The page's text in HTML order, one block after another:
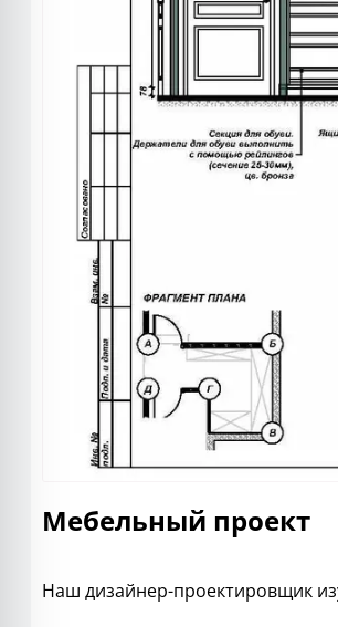
Мебельный проект
Наш дизайнер-проектировщик